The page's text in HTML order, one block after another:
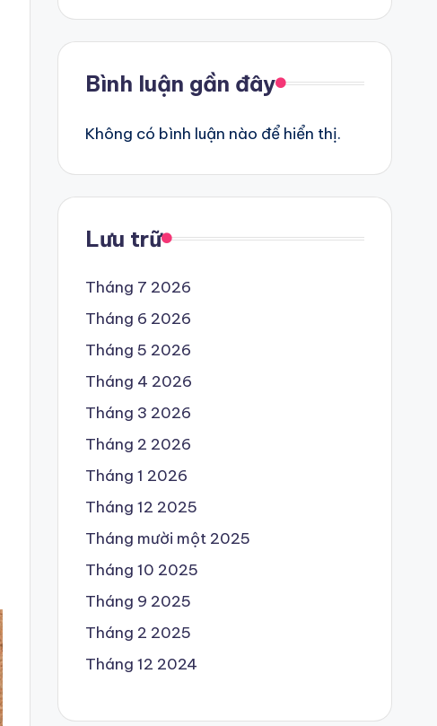
Bình luận gần đây
Không có bình luận nào để hiển thị.
Lưu trữ
Tháng 7 2026
Tháng 6 2026
Tháng 5 2026
Tháng 4 2026
Tháng 3 2026
Tháng 2 2026
Tháng 1 2026
Tháng 12 2025
Tháng mười một 2025
Tháng 10 2025
Tháng 9 2025
Tháng 2 2025
Tháng 12 2024